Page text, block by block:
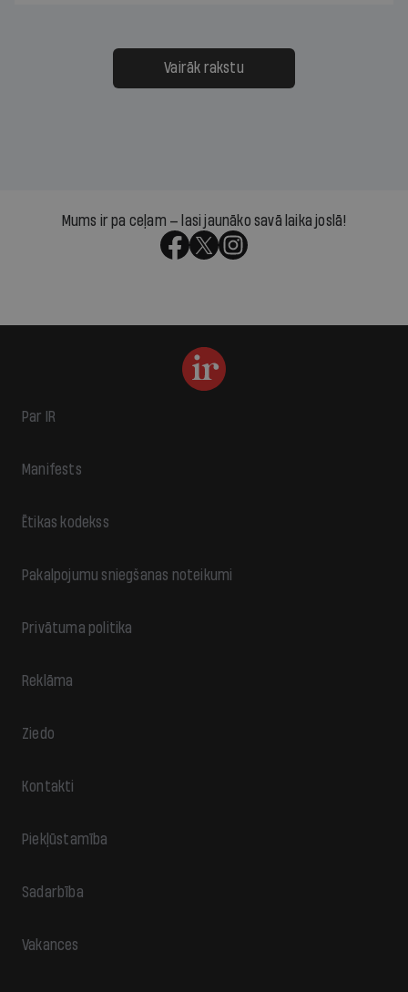
Vairāk rakstu
Mums ir pa ceļam — lasi jaunāko savā laika joslā!
Par IR
Manifests
Ētikas kodekss
Pakalpojumu sniegšanas noteikumi
Privātuma politika
Reklāma
Ziedo
Kontakti
Piekļūstamība
Sadarbība
Vakances